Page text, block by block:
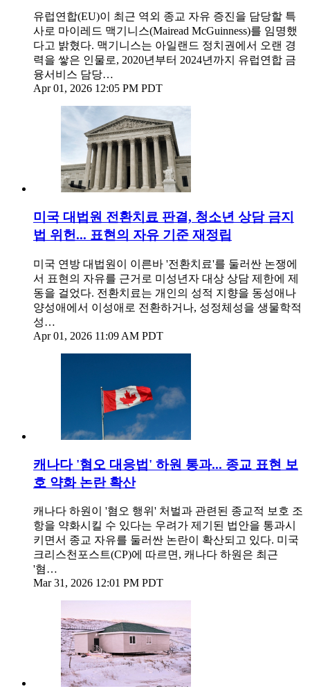
유럽연합(EU)이 최근 역외 종교 자유 증진을 담당할 특
사로 마이레드 맥기니스(Mairead McGuinness)를 임명했
다고 밝혔다. 맥기니스는 아일랜드 정치권에서 오랜 경
력을 쌓은 인물로, 2020년부터 2024년까지 유럽연합 금
융서비스 담당…
Apr 01, 2026 12:05 PM PDT
미국 대법원 전환치료 판결, 청소년 상담 금지
법 위헌... 표현의 자유 기준 재정립
미국 연방 대법원이 이른바 '전환치료'를 둘러싼 논쟁에
서 표현의 자유를 근거로 미성년자 대상 상담 제한에 제
동을 걸었다. 전환치료는 개인의 성적 지향을 동성애나
양성애에서 이성애로 전환하거나, 성정체성을 생물학적
성…
Apr 01, 2026 11:09 AM PDT
캐나다 '혐오 대응법' 하원 통과... 종교 표현 보
호 약화 논란 확산
캐나다 하원이 '혐오 행위' 처벌과 관련된 종교적 보호 조
항을 약화시킬 수 있다는 우려가 제기된 법안을 통과시
키면서 종교 자유를 둘러싼 논란이 확산되고 있다. 미국
크리스천포스트(CP)에 따르면, 캐나다 하원은 최근
'혐…
Mar 31, 2026 12:01 PM PDT